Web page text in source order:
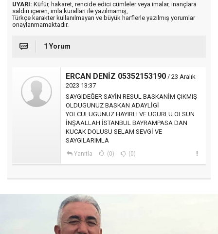
UYARI: Küfür, hakaret, rencide edici cümleler veya imalar, inançlara
saldırı içeren, imla kuralları ile yazılmamış,
Türkçe karakter kullanılmayan ve büyük harflerle yazılmış yorumlar
onaylanmamaktadır.
1 Yorum
ERCAN DENİZ 05352153190 / 23 Aralık
2023 13:37
SAYGIDEĞER SAYİN RESUL BASKANİM ÇIKMIŞ
OLDUGUNUZ BASKAN ADAYLİGİ
YOLCULUGUNUZ HAYIRLI VE UGURLU OLSUN
İNŞAALLAH İSTANBUL BAYRAMPASA DAN
KUCAK DOLUSU SELAM SEVGİ VE
SAYGILARIMLA
Yanıtla (0) (0)